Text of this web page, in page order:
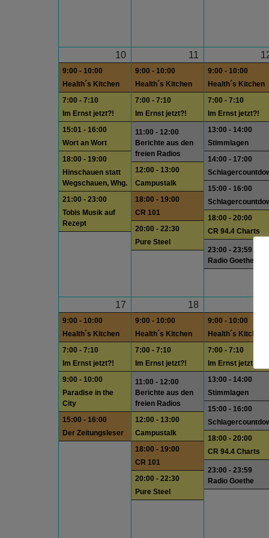
10
9:00 - 10:00
Health´s Kitchen
7:00 - 7:10
Im Ernst jetzt?!
15:01 - 16:00
Wort an Wort
18:00 - 19:00
Hinschauen statt
Wegschauen, Whg.
21:00 - 23:00
Tobis Musik auf
Rezept
11
9:00 - 10:00
Health´s Kitchen
7:00 - 7:10
Im Ernst jetzt?!
11:00 - 12:00
Berichte aus den
freien Radios
12:00 - 13:00
Campustalk
18:00 - 19:00
CR 101
20:00 - 22:30
Pure Steel
9:00 - 10:00
Health´s Kitchen
7:00 - 7:10
Im Ernst jetzt?!
13:00 - 14:00
Stimmlagen
14:00 - 17:00
15:00 - 16:00
18:00 - 20:00
CR 94.4 Charts
23:00 - 23:59
Radio Goethe
17
9:00 - 10:00
Health´s Kitchen
7:00 - 7:10
Im Ernst jetzt?!
9:00 - 10:00
Paradise in the
City
15:00 - 16:00
Der Zeitungsleser
18
9:00 - 10:00
Health´s Kitchen
7:00 - 7:10
Im Ernst jetzt?!
11:00 - 12:00
Berichte aus den
freien Radios
12:00 - 13:00
Campustalk
18:00 - 19:00
CR 101
20:00 - 22:30
Pure Steel
9:00 - 10:00
Health´s Kitchen
7:00 - 7:10
Im Ernst jetzt?!
13:00 - 14:00
Stimmlagen
15:00 - 16:00
18:00 - 20:00
CR 94.4 Charts
23:00 - 23:59
Radio Goethe